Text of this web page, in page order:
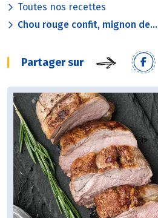
Toutes nos recettes
Chou rouge confit, mignon de...
Partager sur